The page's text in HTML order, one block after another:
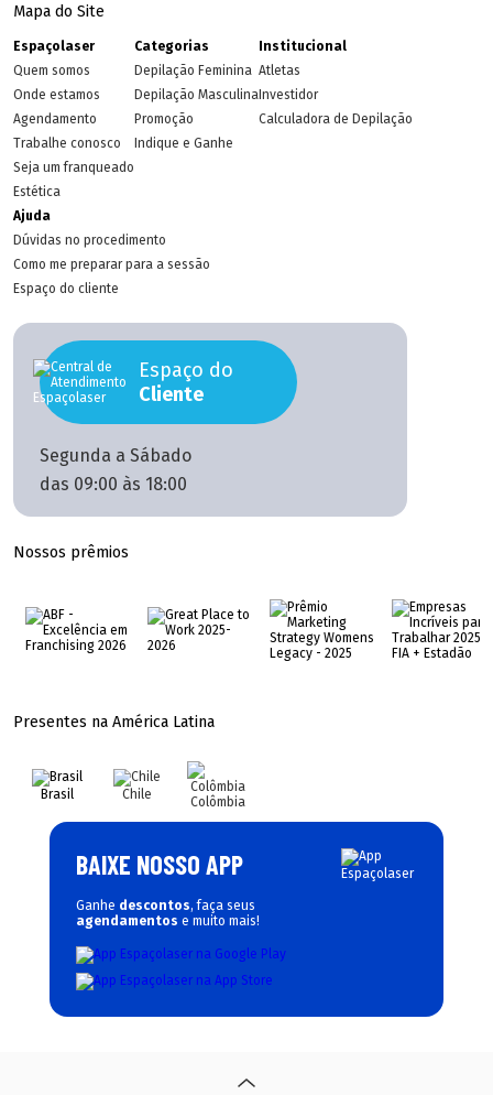
Mapa do Site
Espaçolaser
Quem somos
Onde estamos
Agendamento
Trabalhe conosco
Seja um franqueado
Estética
Categorias
Depilação Feminina
Depilação Masculina
Promoção
Indique e Ganhe
Institucional
Atletas
Investidor
Calculadora de Depilação
Ajuda
Dúvidas no procedimento
Como me preparar para a sessão
Espaço do cliente
Espaço do
Cliente
Segunda a Sábado
das 09:00 às 18:00
Nossos prêmios
Presentes na América Latina
Brasil Chile Colômbia
BAIXE NOSSO APP
Ganhe descontos, faça seus
agendamentos e muito mais!